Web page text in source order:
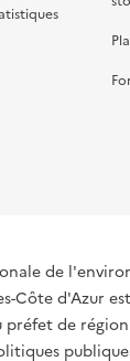
de
Côte d'Azur
préfet de